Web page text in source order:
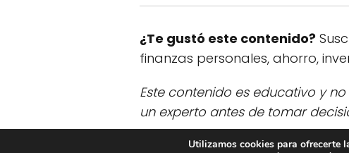
¿Te gustó este contenido?
finanzas personales, ahorro,
Este contenido es educativo y
un experto antes de tomar
¡Comparte este artículo con
Utilizamos cookies para ofrecerte